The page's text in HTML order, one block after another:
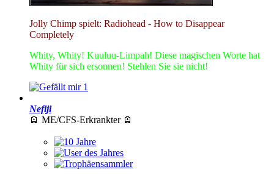
Jolly Chimp spielt: Radiohead - How to Disappear
Completely
Whity, Whity! Kuuluu-Limpah! Diese magischen Worte hat
Whity für sich ersonnen! Stehlen Sie sie nicht!
1
Nefiji
🪫 ME/CFS-Erkrankter 🪫